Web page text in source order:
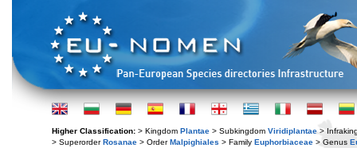
Higher Classification: > Kingdom Plantae > Subkingdom Viridiplantae >
> SuperorderRosanae > OrderMalpighiales > Family Euphorbiaceae > Genus